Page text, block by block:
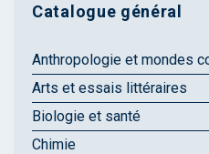
Catalogue général
Anthropologie et mondes
Arts et essais littéraires
Biologie et santé
Chimie